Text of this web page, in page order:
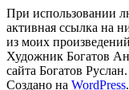
При использовании
активная ссылка на
из моих
Художник Богатов
сайта Богатов Руслан.
Создано на WordPress